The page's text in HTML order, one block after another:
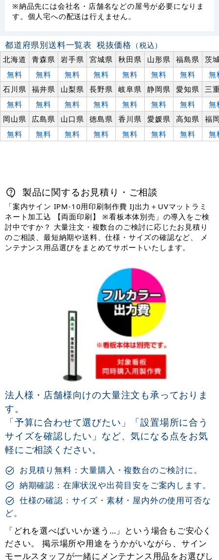
※納品先には会社名・店舗名などの屋号が必要になりま
す。個人宅への配送は行えません。
都道府県別送料一覧表 税抜価格 （税込）
北海道
青森県 岩手県 宮城県 秋田県 山形県 福島県
茨
無料
無料 無料 無料 無料 無料 無料
無
石川県
福井県 山梨県 長野県 岐阜県 静岡県 愛知県
三
無料
無料 無料 無料 無料 無料 無料
無
岡山県
広島県 山口県 徳島県 香川県 愛媛県 高知県
福
無料
無料 無料 無料 無料 無料 無料 無
製品に関するお見積り・ご相談
「案内サイン IPM-10用印刷制作費 IJ出力＋UVマットラミ
ネート加工込 【両面印刷】 ※看板本体別売」の導入をご検
討中ですか？ 大量注文・複数台のご検討に応じたお見積り
のご相談、最短納期や送料、仕様・サイズの確認など、 メ
ンテナンス用品選びをまとめてサポートいたします。
法人様・店舗様向けの大量注文も承っておりま
す。
「予算に合わせて選びたい」「設置場所に合う
サイズを確認したい」など、気になる点をお気
軽にご相談ください。
お見積り無料：大量購入・複数台のご検討に。
納期確認：在庫状況や出荷目安をご案内します。
仕様の確認：サイズ・素材・屋内外の使用可否な
ど。
「どれを選べばいいか迷う…」という場合もご安心く
ださい。 掲示場所や用途をうかがいながら、サイン
モールスタッフが一緒にメンテナンス用品をお選びし